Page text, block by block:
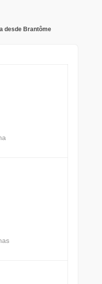
desde Brantôme